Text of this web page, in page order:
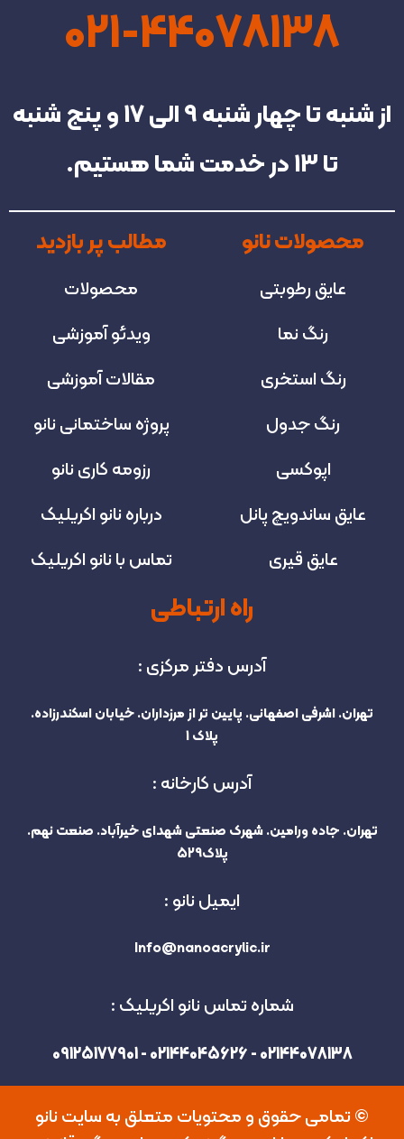
021-44078138
از شنبه تا چهار شنبه‌ 9 الی 17 و پنج شنبه
تا 13 در خدمت شما هستیم.
محصولات نانو
عایق رطوبتی
رنگ نما
رنگ استخری
رنگ جدول
اپوکسی
عایق ساندویچ پانل
عایق قیری
مطالب پر بازدید
محصولات
ویدئو آموزشی
مقالات آموزشی
پروژه‌ ساختمانی نانو
رزومه کاری نانو
درباره نانو اکریلیک
تماس با نانو اکریلیک
راه ارتباطی
آدرس دفتر مرکزی :
تهران. اشرفی اصفهانی. پایین تر از مرزداران. خیابان اسکندرزاده.
پلاک 1
آدرس کارخانه :
تهران. جاده ورامین. شهرک صنعتی شهدای خیرآباد. صنعت نهم.
پلاک529
ایمیل نانو :
Info@nanoacrylic.ir
شماره تماس نانو اکریلیک :
02144078138 - 02144045626 - 09125177901
©️ تمامی حقوق و محتویات متعلق به سایت نانو